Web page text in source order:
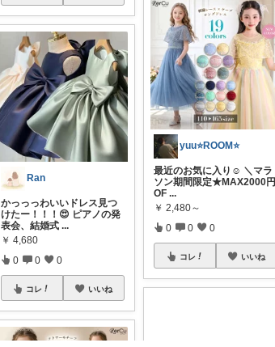
Ran
かっっっわいいドレス見つ
けたー！！！😍 ピアノの発
表会、結婚式 ...
￥ 4,680
0 0 0
コレ いいね
yuu⭐️ROOM⭐️
最近のお気に入り☺️ ＼マラ
ソン期間限定★MAX2000円
OF ...
￥ 2,480～
0 0 0
コレ いいね